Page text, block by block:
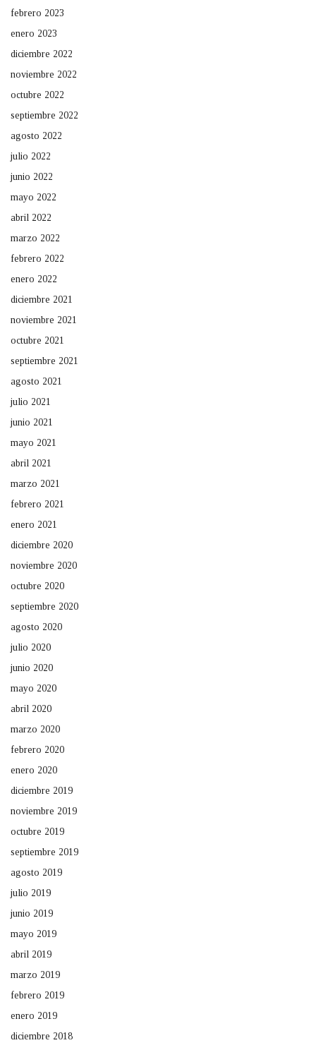
febrero 2023
enero 2023
diciembre 2022
noviembre 2022
octubre 2022
septiembre 2022
agosto 2022
julio 2022
junio 2022
mayo 2022
abril 2022
marzo 2022
febrero 2022
enero 2022
diciembre 2021
noviembre 2021
octubre 2021
septiembre 2021
agosto 2021
julio 2021
junio 2021
mayo 2021
abril 2021
marzo 2021
febrero 2021
enero 2021
diciembre 2020
noviembre 2020
octubre 2020
septiembre 2020
agosto 2020
julio 2020
junio 2020
mayo 2020
abril 2020
marzo 2020
febrero 2020
enero 2020
diciembre 2019
noviembre 2019
octubre 2019
septiembre 2019
agosto 2019
julio 2019
junio 2019
mayo 2019
abril 2019
marzo 2019
febrero 2019
enero 2019
diciembre 2018